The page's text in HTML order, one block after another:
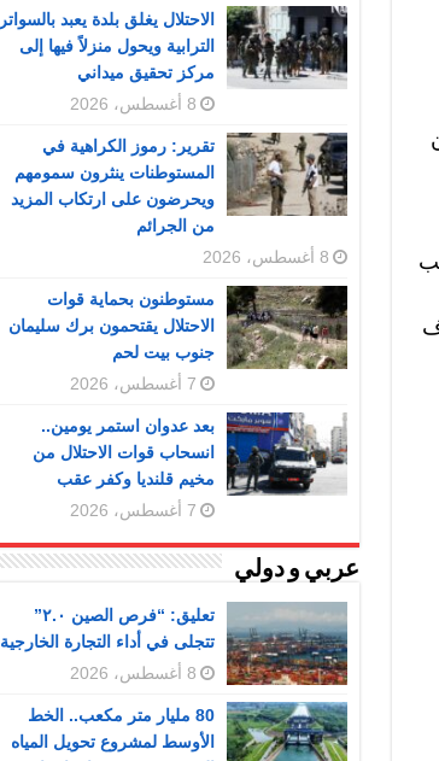
الاحتلال يغلق بلدة يعبد بالسواتر
الترابية ويحول منزلاً فيها إلى
مركز تحقيق ميداني
8 أغسطس، 2026
تقرير: رموز الكراهية في
المستوطنات ينثرون سمومهم
ويحرضون على ارتكاب المزيد
من الجرائم
8 أغسطس، 2026
مستوطنون بحماية قوات
الاحتلال يقتحمون برك سليمان
جنوب بيت لحم
7 أغسطس، 2026
بعد عدوان استمر يومين..
انسحاب قوات الاحتلال من
مخيم قلنديا وكفر عقب
7 أغسطس، 2026
عربي و دولي
تعليق: “فرص الصين ٢.٠”
تتجلى في أداء التجارة الخارجية
8 أغسطس، 2026
80 مليار متر مكعب.. الخط
الأوسط لمشروع تحويل المياه